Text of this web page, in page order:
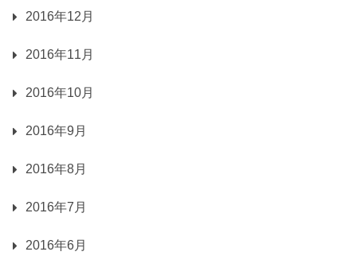
2016年12月
2016年11月
2016年10月
2016年9月
2016年8月
2016年7月
2016年6月